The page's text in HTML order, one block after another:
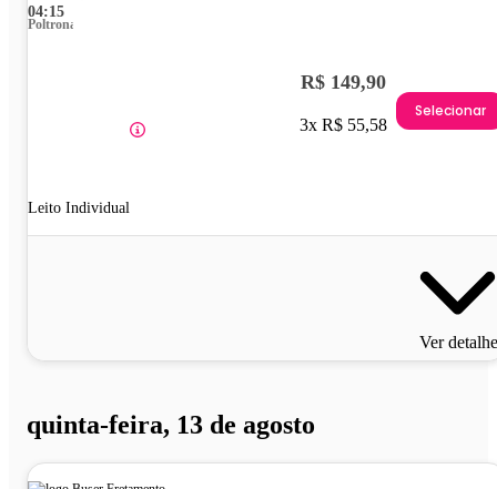
04:15
Poltrona
Leito Individual
R$ 149,90
3x R$ 55,58
Selecionar
Ver
quinta-feira, 13 de agosto